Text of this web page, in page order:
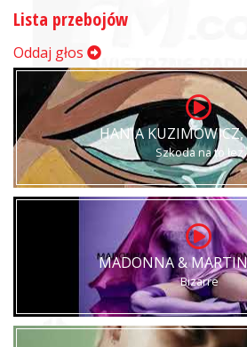
Lista przebojów
Oddaj głos
HANIA KUZIMOWICZ,
Szkoda na to łez
MADONNA & MARTIN
Bizarre